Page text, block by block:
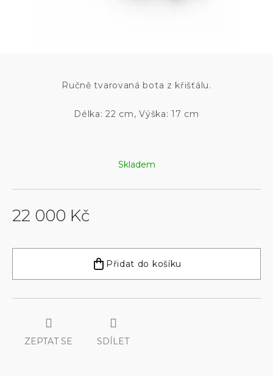
22 000 Kč
cena:
Skladem
Přidat do košíku
Ručně tvarovaná bota z křišťálu.
Délka: 22 cm, Výška: 17 cm
ZEPTAT SE SDÍLET